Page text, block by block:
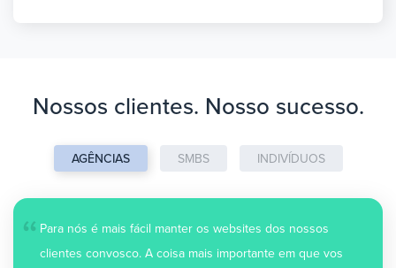
Nossos clientes. Nosso sucesso.
AGÊNCIAS SMBS INDIVÍDUOS
“ Para nós é mais fácil manter os websites dos nossos
clientes convosco. A coisa mais importante em que vos